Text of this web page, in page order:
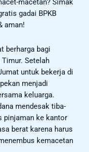
macetan? Simak
gadai BPKB
aman!
berharga bagi
Setelah
untuk bekerja di
menjadi
keluarga.
mendesak tiba-
pinjaman ke kantor
berat karena harus
kemacetan